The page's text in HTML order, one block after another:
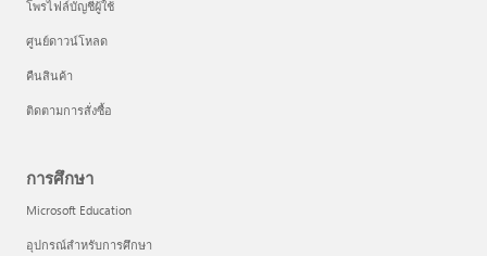
โพรไฟล์บัญชีผู้ใช้
ศูนย์ดาวน์โหลด
คืนสินค้า
ติดตามการสั่งซื้อ
การศึกษา
Microsoft Education
อุปกรณ์สำหรับการศึกษา